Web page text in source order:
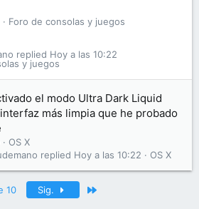
Foro de consolas y juegos
y juegos
Hoy a las 10:22
el modo Ultra Dark Liquid
más limpia que he probado
OS X
OS X
Hoy a las 10:22
10 Sig.